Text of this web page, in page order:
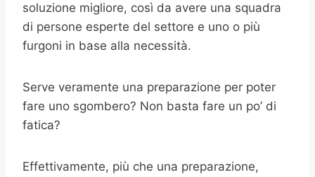
soluzione migliore, così da avere una squadra
di persone esperte del settore e uno o più
furgoni in base alla necessità.
Serve veramente una preparazione per poter
fare uno sgombero? Non basta fare un po’ di
fatica?
Effettivamente, più che una preparazione,